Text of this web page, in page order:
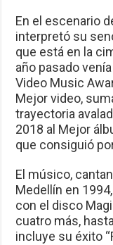
En el escenario
interpretó su
que está en la
año pasado
Video Music
Mejor video,
trayectoria
2018 al Mejor
que consiguió
El músico,
Medellín en
con el disco
cuatro más,
incluye su éxito